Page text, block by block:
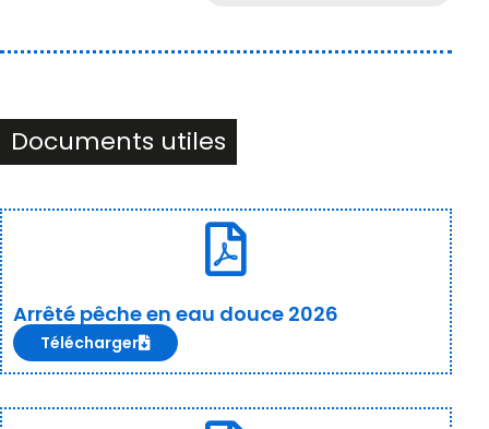
Documents utiles
Arrêté pêche en eau douce 2026
Télécharger